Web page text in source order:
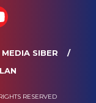
SIBER
RESERVED